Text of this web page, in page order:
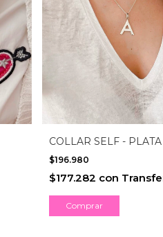
COLLAR SELF - PLATA
$196.980
$177.282 con
Comprar